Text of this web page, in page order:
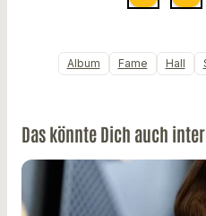
Album Fame Hall
Das könnte Dich auch